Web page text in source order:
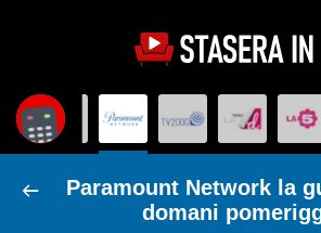
Paramount Network la
domani